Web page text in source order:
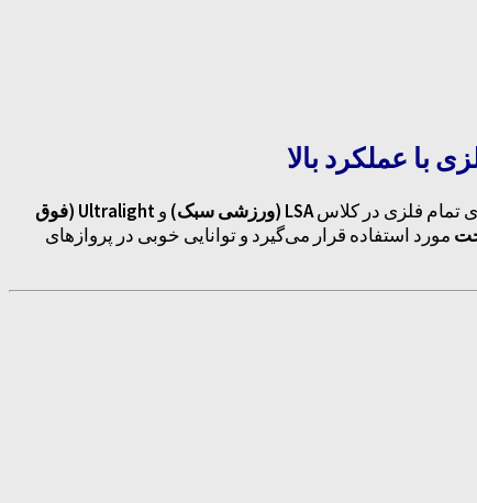
تمام فلزی در کلاسLSA (ورزشی سبک) و
Ultralight (فوق
مورد استفاده قرار می‌گیرد و توانایی خوبی در پروازهای